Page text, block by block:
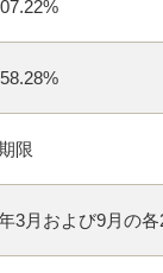
限
3月および9月の各